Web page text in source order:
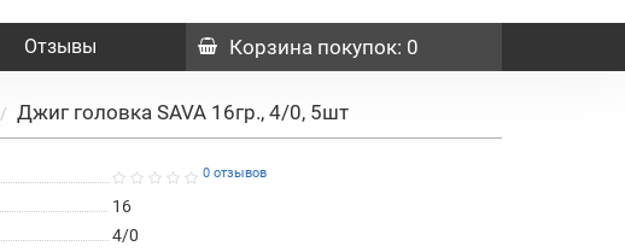
Отзывы Корзина покупок: 0
Джиг головка SAVA 16гр., 4/0, 5шт
0 отзывов
16
4/0